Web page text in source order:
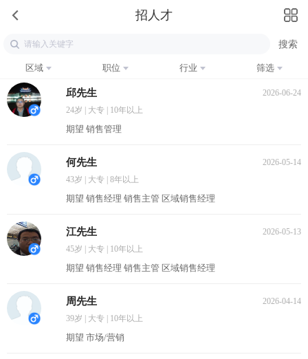
招人才
区域 职位 行业 筛选
邱先生
2026-06-24
24岁 | 大专 | 10年以上
期望 销售管理
何先生
2026-05-14
43岁 | 大专 | 8年以上
期望 销售经理 销售主管 区域销售经理
江先生
2026-05-13
45岁 | 大专 | 10年以上
期望 销售经理 销售主管 区域销售经理
周先生
2026-04-14
39岁 | 大专 | 10年以上
期望 市场/营销